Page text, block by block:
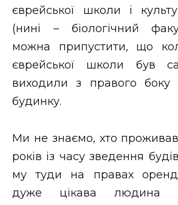
єврейської школи і
(нині – біологічний
можна припустити, що
єврейської школи був
виходили з правого боку
будинку.
Ми не знаємо, хто
років із часу зведення
му туди на правах
дуже цікава людина